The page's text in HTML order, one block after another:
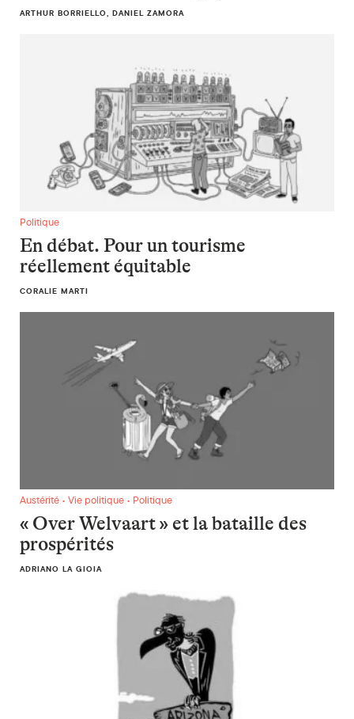
ARTHUR BORRIELLO, DANIEL ZAMORA
En débat. Pour un tourisme réellement équitable
Politique
En débat. Pour un tourisme
réellement équitable
CORALIE MARTI
« Over Welvaart » et la bataille des prospérités
Austérité • Vie politique • Politique
« Over Welvaart » et la bataille des
prospérités
ADRIANO LA GIOIA